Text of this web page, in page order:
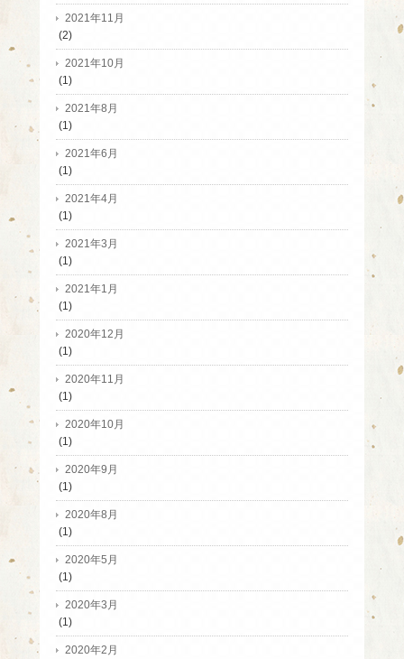
2021年11月
(2)
2021年10月
(1)
2021年8月
(1)
2021年6月
(1)
2021年4月
(1)
2021年3月
(1)
2021年1月
(1)
2020年12月
(1)
2020年11月
(1)
2020年10月
(1)
2020年9月
(1)
2020年8月
(1)
2020年5月
(1)
2020年3月
(1)
2020年2月